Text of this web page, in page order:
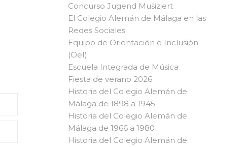
Concurso Jugend Musiziert
El Colegio Alemán de Málaga en las
Redes Sociales
Equipo de Orientación e Inclusión
(OeI)
Escuela Integrada de Música
Fiesta de verano 2026
Historia del Colegio Alemán de
Málaga de 1898 a 1945
Historia del Colegio Alemán de
Málaga de 1966 a 1980
Historia del Colegio Alemán de